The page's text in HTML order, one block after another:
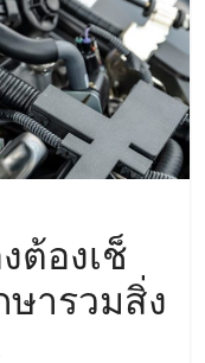
ต้องเช็
ษารวมสิ่ง